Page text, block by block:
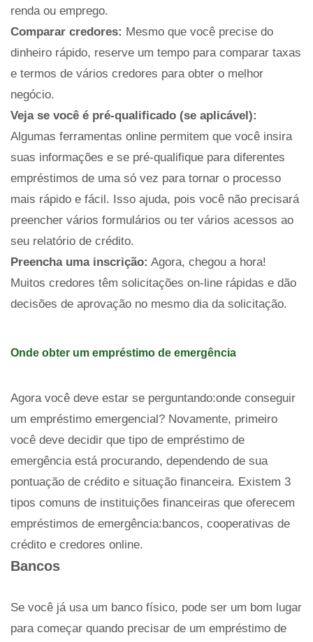
renda ou emprego.
Comparar credores: Mesmo que você precise do
dinheiro rápido, reserve um tempo para comparar taxas
e termos de vários credores para obter o melhor
negócio.
Veja se você é pré-qualificado (se aplicável):
Algumas ferramentas online permitem que você insira
suas informações e se pré-qualifique para diferentes
empréstimos de uma só vez para tornar o processo
mais rápido e fácil. Isso ajuda, pois você não precisará
preencher vários formulários ou ter vários acessos ao
seu relatório de crédito.
Preencha uma inscrição: Agora, chegou a hora!
Muitos credores têm solicitações on-line rápidas e dão
decisões de aprovação no mesmo dia da solicitação.
Onde obter um empréstimo de emergência
Agora você deve estar se perguntando:onde conseguir
um empréstimo emergencial? Novamente, primeiro
você deve decidir que tipo de empréstimo de
emergência está procurando, dependendo de sua
pontuação de crédito e situação financeira. Existem 3
tipos comuns de instituições financeiras que oferecem
empréstimos de emergência:bancos, cooperativas de
crédito e credores online.
Bancos
Se você já usa um banco físico, pode ser um bom lugar
para começar quando precisar de um empréstimo de